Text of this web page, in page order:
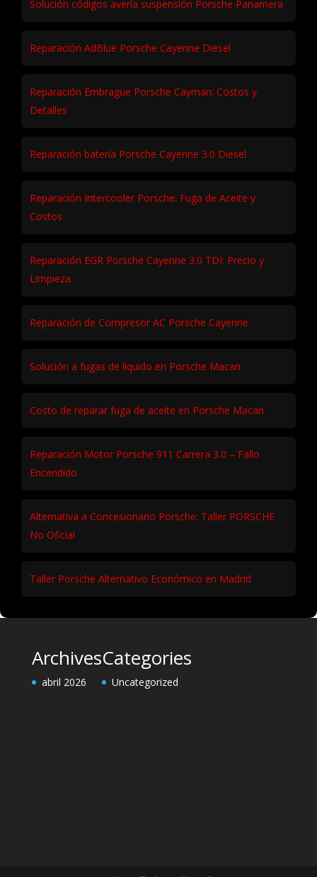
Solución códigos avería suspensión Porsche Panamera
Reparación AdBlue Porsche Cayenne Diesel
Reparación Embrague Porsche Cayman: Costos y
Detalles
Reparación batería Porsche Cayenne 3.0 Diesel
Reparación Intercooler Porsche: Fuga de Aceite y
Costos
Reparación EGR Porsche Cayenne 3.0 TDI: Precio y
Limpieza
Reparación de Compresor AC Porsche Cayenne
Solución a fugas de líquido en Porsche Macan
Costo de reparar fuga de aceite en Porsche Macan
Reparación Motor Porsche 911 Carrera 3.0 – Fallo
Encendido
Alternativa a Concesionario Porsche: Taller PORSCHE
No Oficial
Taller Porsche Alternativo Económico en Madrid
Archives
abril 2026
Categories
Uncategorized